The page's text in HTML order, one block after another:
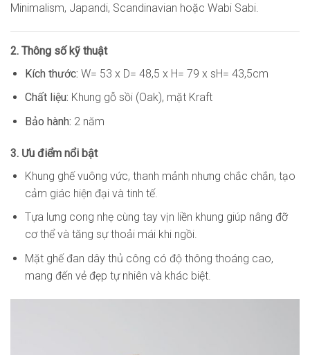
Minimalism, Japandi, Scandinavian hoặc Wabi Sabi.
2. Thông số kỹ thuật
Kích thước: W= 53 x D= 48,5 x H= 79 x sH= 43,5cm
Chất liệu: Khung gỗ sồi (Oak), mặt Kraft
Bảo hành: 2 năm
3. Ưu điểm nổi bật
Khung ghế vuông vức, thanh mảnh nhưng chắc chắn, tạo
cảm giác hiện đại và tinh tế.
Tựa lưng cong nhẹ cùng tay vịn liền khung giúp nâng đỡ
cơ thể và tăng sự thoải mái khi ngồi.
Mặt ghế đan dây thủ công có độ thông thoáng cao,
mang đến vẻ đẹp tự nhiên và khác biệt.